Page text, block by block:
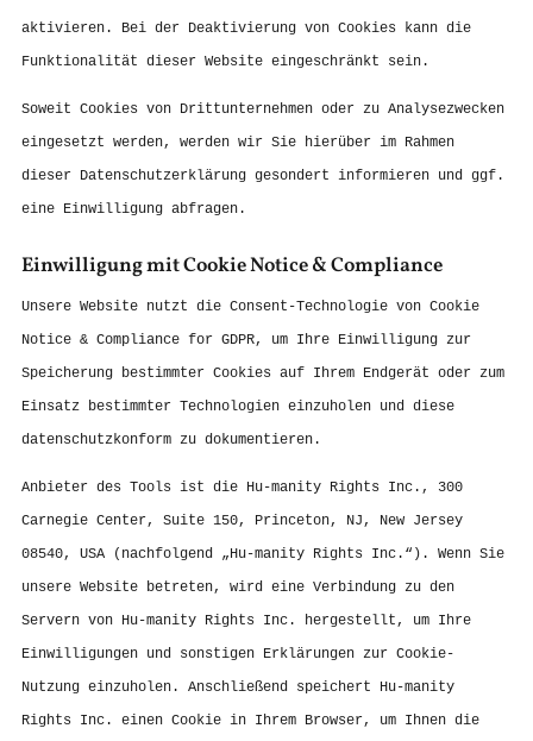
aktivieren. Bei der Deaktivierung von Cookies kann die
Funktionalität dieser Website eingeschränkt sein.
Soweit Cookies von Drittunternehmen oder zu Analysezwecken
eingesetzt werden, werden wir Sie hierüber im Rahmen
dieser Datenschutzerklärung gesondert informieren und ggf.
eine Einwilligung abfragen.
Einwilligung mit Cookie Notice & Compliance
Unsere Website nutzt die Consent-Technologie von Cookie
Notice & Compliance for GDPR, um Ihre Einwilligung zur
Speicherung bestimmter Cookies auf Ihrem Endgerät oder zum
Einsatz bestimmter Technologien einzuholen und diese
datenschutzkonform zu dokumentieren.
Anbieter des Tools ist die Hu-manity Rights Inc., 300
Carnegie Center, Suite 150, Princeton, NJ, New Jersey
08540, USA (nachfolgend „Hu-manity Rights Inc.“). Wenn Sie
unsere Website betreten, wird eine Verbindung zu den
Servern von Hu-manity Rights Inc. hergestellt, um Ihre
Einwilligungen und sonstigen Erklärungen zur Cookie-
Nutzung einzuholen. Anschließend speichert Hu-manity
Rights Inc. einen Cookie in Ihrem Browser, um Ihnen die